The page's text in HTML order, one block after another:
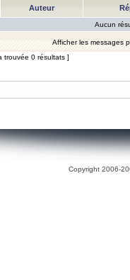
Auteur
Aucun
Afficher les messages
trouvée 0 résultats ]
Copyright 2006-